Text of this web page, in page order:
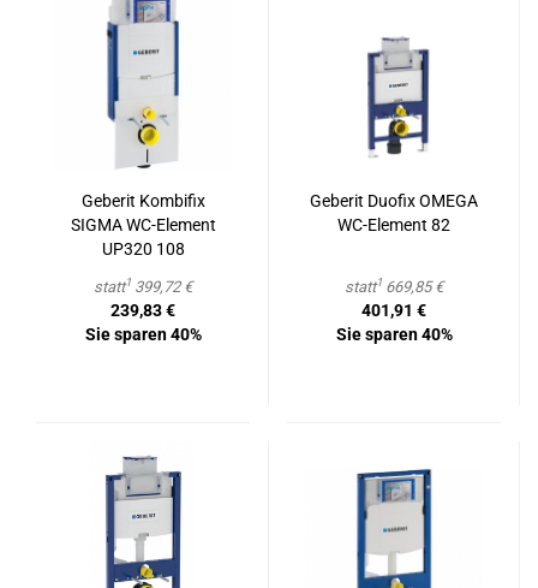
Ge­be­rit Kom­bi­fix
SIGMA WC-​Ele­ment
UP320 108
statt1 399,72 €
239,83 €
Sie sparen 40%
Ge­be­rit Du­o­fix OMEGA
WC-​Ele­ment 82
statt1 669,85 €
401,91 €
Sie sparen 40%